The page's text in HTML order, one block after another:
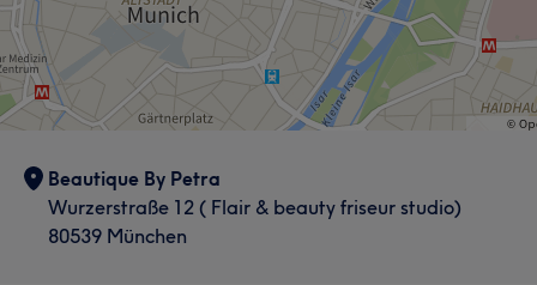
Beautique By Petra
Wurzerstraße 12 ( Flair & beauty friseur studio)
80539 München